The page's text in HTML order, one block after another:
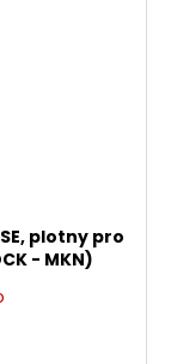
plotny pro
- MKN)